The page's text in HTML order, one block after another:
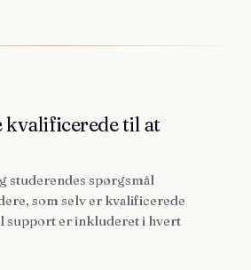
kvalificerede til at
studerendes spørgsmål
som selv er kvalificerede
support er inkluderet i hvert